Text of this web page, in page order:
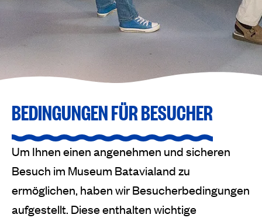
BEDINGUNGEN FÜR BESUCHER
Um Ihnen einen angenehmen und sicheren
Besuch im Museum Batavialand zu
ermöglichen, haben wir Besucherbedingungen
aufgestellt. Diese enthalten wichtige